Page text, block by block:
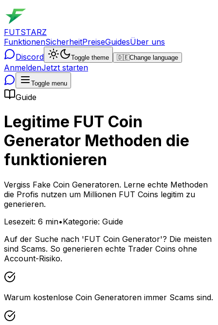
FUTSTARZ
FunktionenSicherheitPreiseGuidesÜber uns
Discord
Toggle theme 🇩🇪Change language
AnmeldenJetzt starten
Toggle menu
Guide
Legitime FUT Coin
Generator Methoden die
funktionieren
Vergiss Fake Coin Generatoren. Lerne echte Methoden
die Profis nutzen um Millionen FUT Coins legitim zu
generieren.
Lesezeit: 6 min•Kategorie: Guide
Auf der Suche nach 'FUT Coin Generator'? Die meisten
sind Scams. So generieren echte Trader Coins ohne
Account-Risiko.
Warum kostenlose Coin Generatoren immer Scams sind.